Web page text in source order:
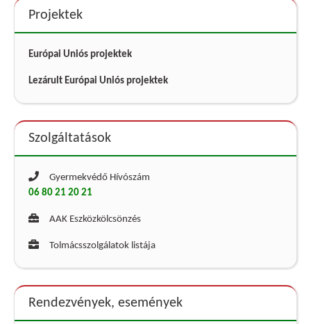
Projektek
Európai Uniós projektek
Lezárult Európai Uniós projektek
Szolgáltatások
Gyermekvédő Hívószám
06 80 21 20 21
AAK Eszközkölcsönzés
Tolmácsszolgálatok listája
Rendezvények, események